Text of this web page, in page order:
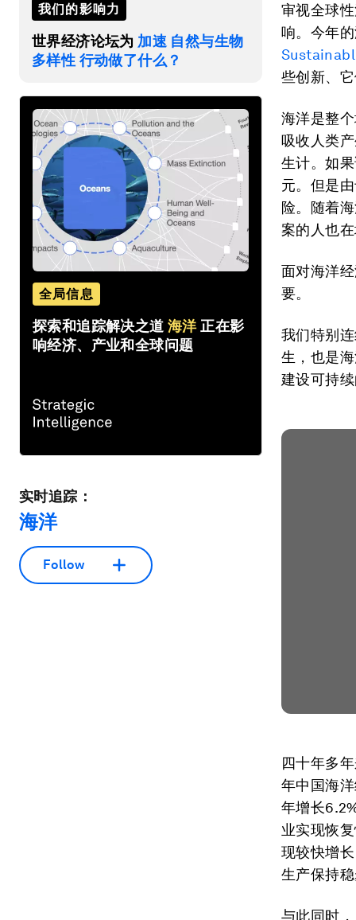
我们的影响力
世界经济论坛为 加速 自然与生物
多样性 行动做了什么？
全局信息
探索和追踪解决之道 海洋 正在影
响经济、产业和全球问题
实时追踪：
海洋
Follow
审视全球
响。今年
些创新、
海洋是整
吸收人类
生计。如
元。但是
险。随着
案的人也在
面对海洋
要。
我们特别
生，也是
建设可持
四十年多
年中国海
年增长
业实现恢
现较快增
生产保持
与此同时